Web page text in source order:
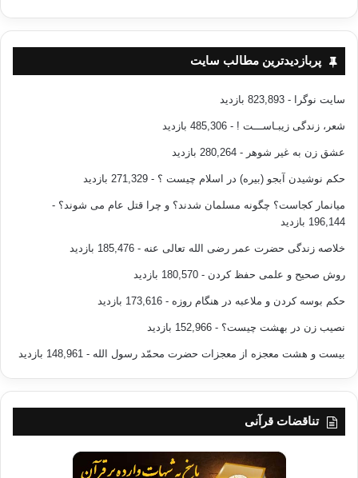
پربازدیدترین مطالب سایت
سایت نوگرا - 823,893 بازدید
شعر، زندگی زیبـاســـت ! - 485,306 بازدید
عشق زن به غیر شوهر - 280,264 بازدید
حکم نوشیدن آبجو (بیره) در اسلام چیست ؟ - 271,329 بازدید
میانمار کجاست؟ چگونه مسلمان شدند؟ و چرا قتل عام می شوند؟ -
196,144 بازدید
خلاصه زندگی حضرت عمر رضی الله تعالی عنه - 185,476 بازدید
روش صحیح و علمی حفظ کردن - 180,570 بازدید
حکم بوسه کردن و ملاعبه در هنگام روزه - 173,616 بازدید
نصیب زن در بهشت چیست؟ - 152,966 بازدید
بیست و هشت معجزه از معجزات حضرت محمّد رسول الله - 148,961 بازدید
تناقضات قرآنی